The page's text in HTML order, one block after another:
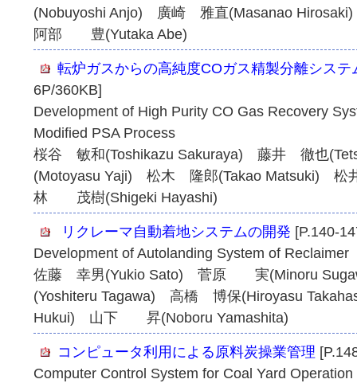
(Nobuyoshi Anjo) 廣崎 雅直(Masanao
阿部 豊(Yutaka Abe)
転炉ガスからの高純度COガス精製分離システ
6P/360KB]
Development of High Purity CO Gas Recovery
Modified PSA Process
桜谷 敏和(Toshikazu Sakuraya) 藤井 徹也
(Motoyasu Yaji) 松木 隆郎(Takao Matsuki)
林 茂樹(Shigeki Hayashi)
リクレーマ自動着地システムの開発 [P.140-
Development of Autolanding System of Reclaimer
佐藤 幸男(Yukio Sato) 菅原 実(Minoru
(Yoshiteru Tagawa) 高橋 博保(Hiroyasu
Hukui) 山下 昇(Noboru Yamashita)
コンピュータ利用による原料炭操業管理
Computer Control System for Coal Yard